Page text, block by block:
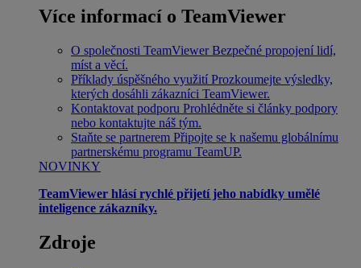
Více informací o TeamViewer
O společnosti TeamViewer Bezpečné propojení lidí,
míst a věcí.
Příklady úspěšného využití Prozkoumejte výsledky,
kterých dosáhli zákazníci TeamViewer.
Kontaktovat podporu Prohlédněte si články podpory
nebo kontaktujte náš tým.
Staňte se partnerem Připojte se k našemu globálnímu
partnerskému programu TeamUP.
NOVINKY
TeamViewer hlásí rychlé přijetí jeho nabídky umělé
inteligence zákazníky.
Zdroje